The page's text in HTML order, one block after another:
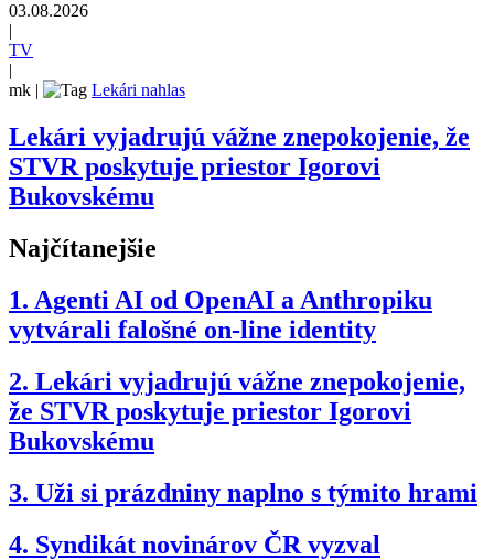
03.08.2026
|
TV
|
mk | Lekári nahlas
Lekári vyjadrujú vážne znepokojenie, že
STVR poskytuje priestor Igorovi
Bukovskému
Najčítanejšie
1. Agenti AI od OpenAI a Anthropiku
vytvárali falošné on-line identity
2. Lekári vyjadrujú vážne znepokojenie,
že STVR poskytuje priestor Igorovi
Bukovskému
3. Uži si prázdniny naplno s týmito hrami
4. Syndikát novinárov ČR vyzval